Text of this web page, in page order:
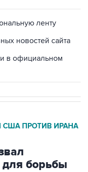
новостей сайта
в официальном
борьбы